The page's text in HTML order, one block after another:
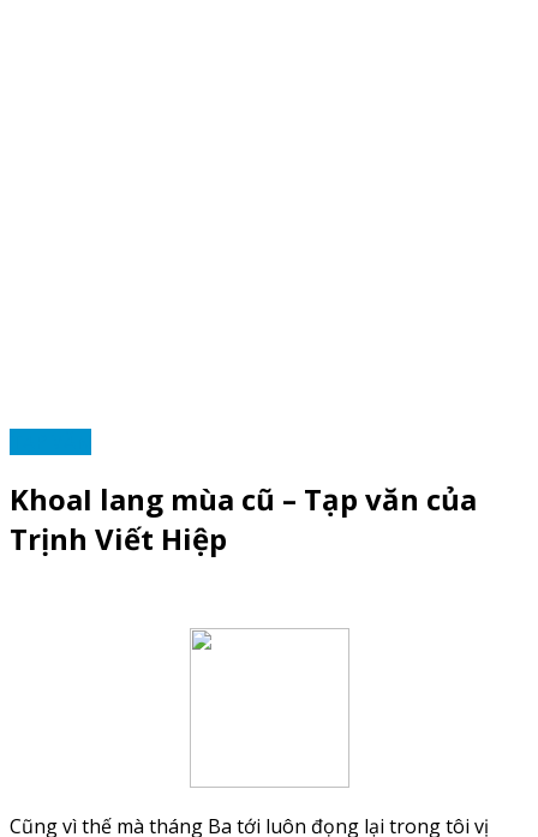
KhoaI lang mùa cũ – Tạp văn của
Trịnh Viết Hiệp
Cũng vì thế mà tháng Ba tới luôn đọng lại trong tôi vị